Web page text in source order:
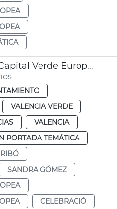
Celebración de la Capital Verde Europea
VALENCIA VERDE
VALENCIA
PORTADA TEMÁTICA
SANDRA GÓMEZ
CELEBRACIÓ